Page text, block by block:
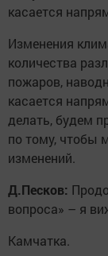
касается
Изменения
количества
пожаров,
касается
делать, будем
по тому, чтобы
изменений.
Д.Песков:
вопроса» – я
Камчатка.